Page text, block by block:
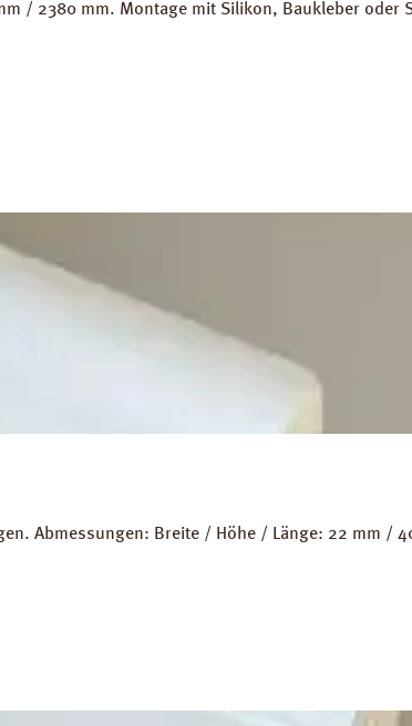
/ 2380 mm. Montage mit Silikon, Baukleber oder
Abmessungen: Breite / Höhe / Länge: 22 mm /